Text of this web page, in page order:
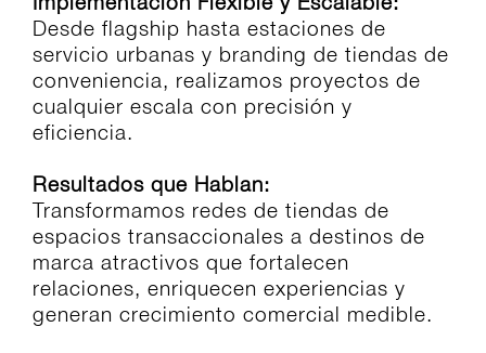
Desde flagship hasta estaciones de
servicio urbanas y branding de tiendas de
conveniencia, realizamos proyectos de
cualquier escala con precisión y
eficiencia.
Resultados que Hablan:
Transformamos redes de tiendas de
espacios transaccionales a destinos de
marca atractivos que fortalecen
relaciones, enriquecen experiencias y
generan crecimiento comercial medible.